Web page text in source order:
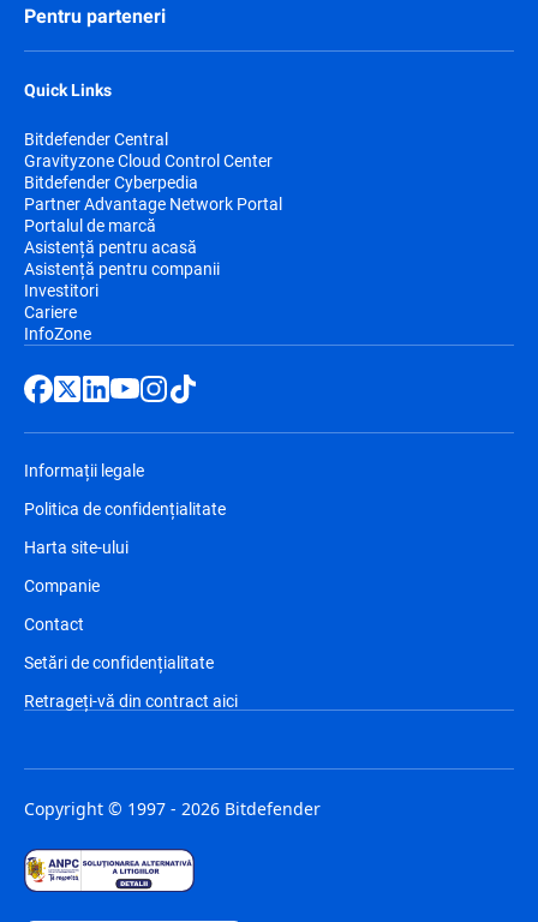
Pentru parteneri
Quick Links
Bitdefender Central
Gravityzone Cloud Control Center
Bitdefender Cyberpedia
Partner Advantage Network Portal
Portalul de marcă
Asistență pentru acasă
Asistență pentru companii
Investitori
Cariere
InfoZone
Informații legale
Politica de confidențialitate
Harta site-ului
Companie
Contact
Setări de confidențialitate
Retrageți-vă din contract aici
Copyright © 1997 - 2026 Bitdefender